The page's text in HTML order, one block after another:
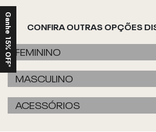
CONFIRA OUTRAS OPÇÕES
FEMININO
MASCULINO
ACESSÓRIOS
Ganhe 15% OFF*